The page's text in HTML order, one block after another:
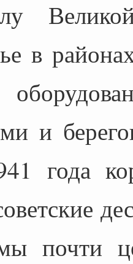
в
и
года
почти